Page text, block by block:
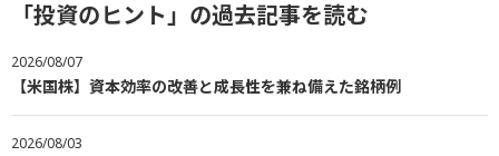
「投資のヒント」の過去記事を読む
2026/08/07
【米国株】資本効率の改善と成長性を兼ね備えた銘柄例
2026/08/03